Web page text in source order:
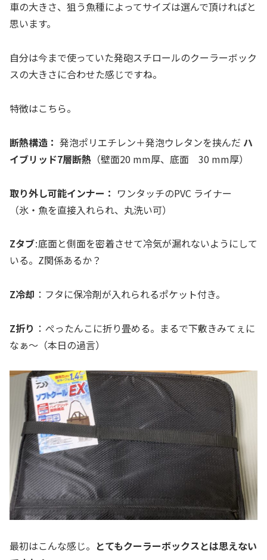
車の大きさ、狙う魚種によってサイズは選んで頂ければと
思います。
自分は今まで使っていた発砲スチロールのクーラーボック
スの大きさに合わせた感じですね。
特徴はこちら。
断熱構造： 発泡ポリエチレン＋発泡ウレタンを挟んだ ハ
イブリッド7層断熱 （壁面20 mm厚、底面 30 mm厚）
取り外し可能インナー： ワンタッチのPVC ライナー
（氷・魚を直接入れられ、丸洗い可）
Zタブ: 底面と側面を密着させて冷気が漏れないようにして
いる。Z関係あるか？
Z冷却 ：フタに保冷剤が入れられるポケット付き。
Z折り ： ぺったんこに折り畳める。まるで下敷きみてぇに
なぁ～（本日の過言）
最初はこんな感じ。 とてもクーラーボックスとは思えない